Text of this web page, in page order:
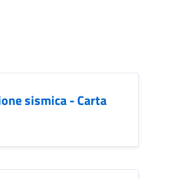
sismica - Carta